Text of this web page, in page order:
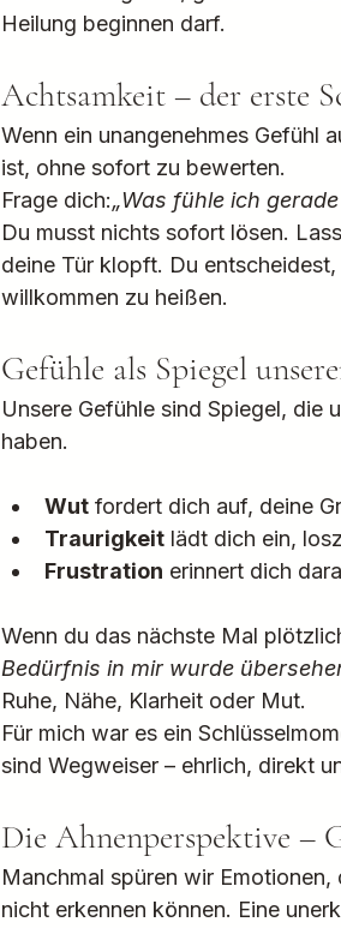
Heilung beginnen darf.
Achtsamkeit – der erste
Wenn ein unangenehmes Gefühl
ist, ohne sofort zu bewerten.
Frage dich:„Was fühle ich
Du musst nichts sofort lösen.
deine Tür klopft. Du
willkommen zu heißen.
Gefühle als Spiegel
Unsere Gefühle sind Spiegel, die
haben.
Wut fordert dich auf, deine
Traurigkeit lädt dich ein,
Frustration erinnert dich
Wenn du das nächste Mal
Bedürfnis in mir wurde
Ruhe, Nähe, Klarheit oder Mut.
Für mich war es ein
sind Wegweiser – ehrlich, direkt
Die Ahnenperspektive –
Manchmal spüren wir
nicht erkennen können. Eine